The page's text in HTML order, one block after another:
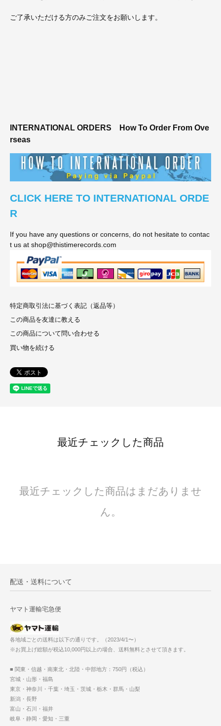
ご了承いただける方のみご注文をお願いします。
INTERNATIONAL ORDERS How To Order From Ove
rseas
CLICK HERE TO INTERNATIONAL ORDE
R
If you have any questions or concerns, do not hesitate to contac
t us at shop@thistimerecords.com
特定商取引法に基づく表記（返品等）
この商品を友達に教える
この商品について問い合わせる
買い物を続ける
最近チェックした商品
最近チェックした商品はまだありませ
ん。
配送・送料について
ヤマト運輸宅急便
各地域ごとの送料は以下の通りです。（2023/4/1〜）
※お買上げ総額が税込10,000円以上の場合、送料無料とさせて頂きます。
■ 関東・信越・南東北・北陸・中部地方：750円（税込）
宮城・山形・福島
東京・神奈川・千葉・埼玉・茨城・栃木・群馬・山梨
新潟・長野
富山・石川・福井
岐阜・静岡・愛知・三重